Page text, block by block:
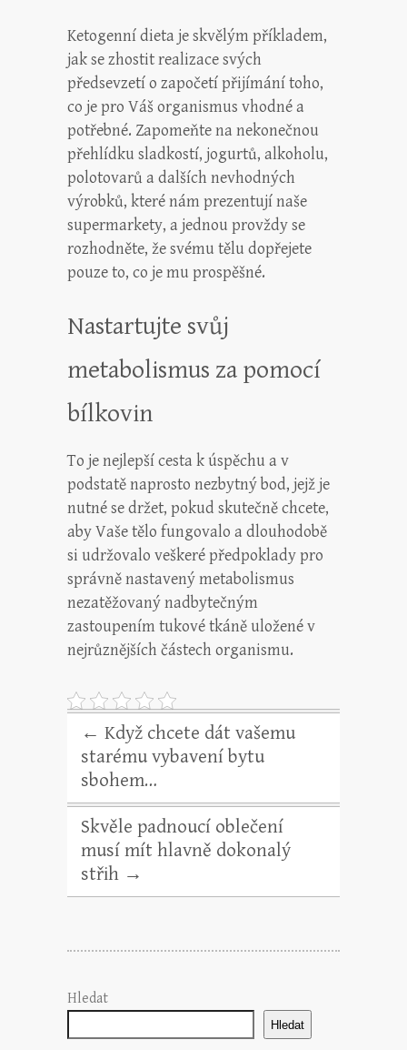
Ketogenní dieta je skvělým příkladem,
jak se zhostit realizace svých
předsevzetí o započetí přijímání toho,
co je pro Váš organismus vhodné a
potřebné. Zapomeňte na nekonečnou
přehlídku sladkostí, jogurtů, alkoholu,
polotovarů a dalších nevhodných
výrobků, které nám prezentují naše
supermarkety, a jednou provždy se
rozhodněte, že svému tělu dopřejete
pouze to, co je mu prospěšné.
Nastartujte svůj
metabolismus za pomocí
bílkovin
To je nejlepší cesta k úspěchu a v
podstatě naprosto nezbytný bod, jejž je
nutné se držet, pokud skutečně chcete,
aby Vaše tělo fungovalo a dlouhodobě
si udržovalo veškeré předpoklady pro
správně nastavený metabolismus
nezatěžovaný nadbytečným
zastoupením tukové tkáně uložené v
nejrůznějších částech organismu.
← Když chcete dát vašemu
starému vybavení bytu
sbohem…
Skvěle padnoucí oblečení
musí mít hlavně dokonalý
střih →
Hledat
Hledat